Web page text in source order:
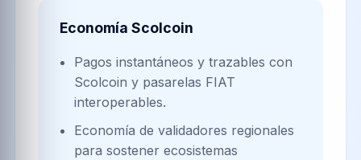
Economía Scolcoin
Pagos instantáneos y trazables con
Scolcoin y pasarelas FIAT
interoperables.
Economía de validadores regionales
para sostener ecosistemas